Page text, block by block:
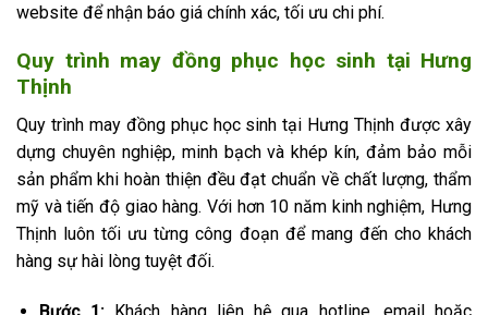
website để nhận báo giá chính xác, tối ưu chi phí.
Quy trình may đồng phục học sinh tại Hưng
Thịnh
Quy trình may đồng phục học sinh tại Hưng Thịnh được xây
dựng chuyên nghiệp, minh bạch và khép kín, đảm bảo mỗi
sản phẩm khi hoàn thiện đều đạt chuẩn về chất lượng, thẩm
mỹ và tiến độ giao hàng. Với hơn 10 năm kinh nghiệm, Hưng
Thịnh luôn tối ưu từng công đoạn để mang đến cho khách
hàng sự hài lòng tuyệt đối.